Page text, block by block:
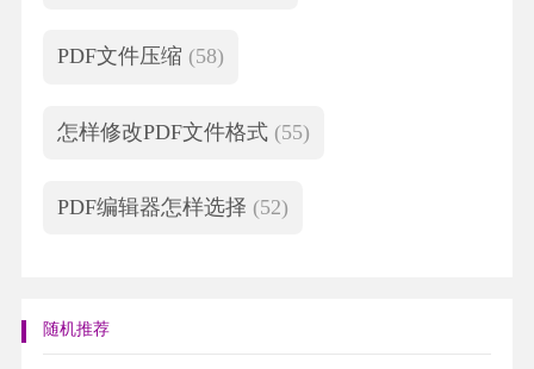
PDF文件压缩 (58)
怎样修改PDF文件格式 (55)
PDF编辑器怎样选择 (52)
随机推荐